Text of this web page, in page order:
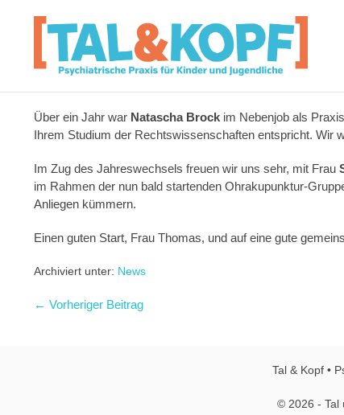
Über ein Jahr war Natascha Brock im Nebenjob als
Ihrem Studium der Rechtswissenschaften entspricht. Wir
Im Zug des Jahreswechsels freuen wir uns sehr, mit Frau
im Rahmen der nun bald startenden Ohrakupunktur-
Anliegen kümmern.
Einen guten Start, Frau Thomas, und auf eine gute
Archiviert unter: News
← Vorheriger Beitrag
Tal & Kopf •
© 2026 - Tal